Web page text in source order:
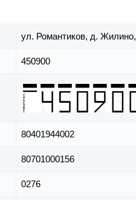
ул. Романтиков, д. Жилино,
450900
80401944002
80701000156
0276